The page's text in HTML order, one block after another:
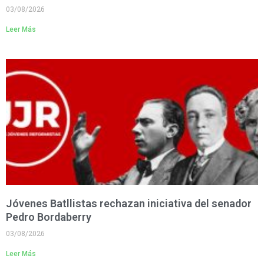
03/08/2026
Leer Más
Jóvenes Batllistas rechazan iniciativa del senador
Pedro Bordaberry
03/08/2026
Leer Más